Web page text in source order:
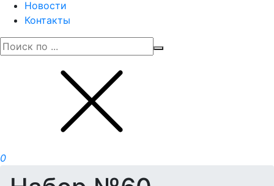
Новости
Контакты
0